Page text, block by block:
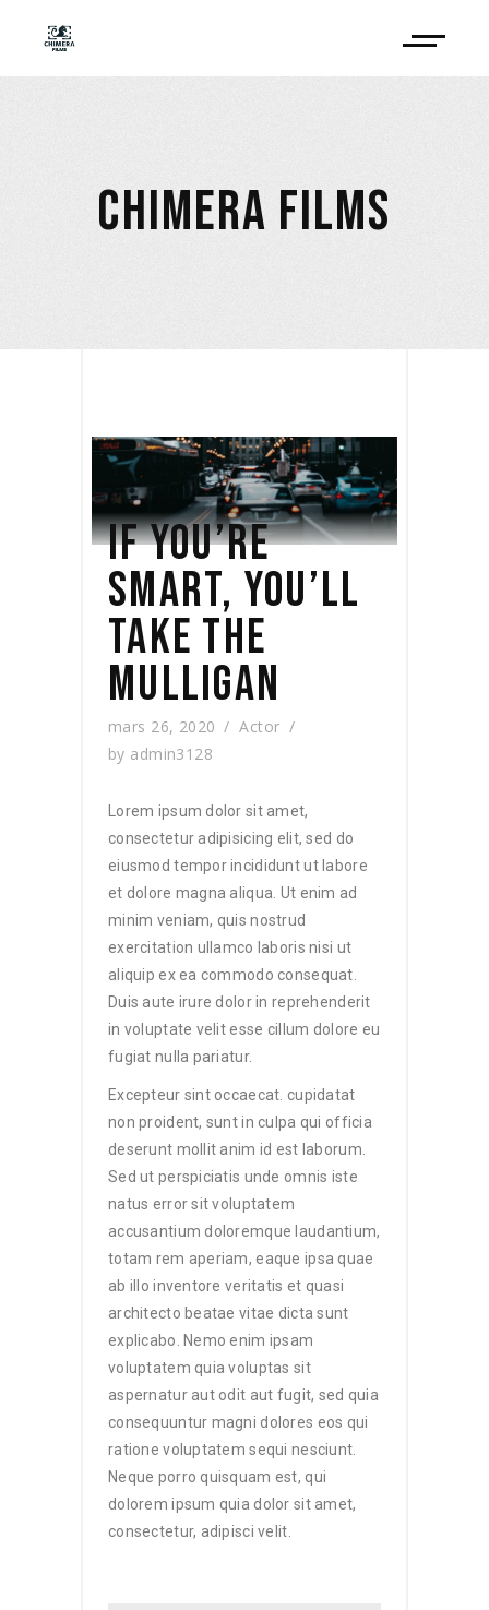
CHIMERA FILMS
IF YOU’RE
SMART, YOU’LL
TAKE THE
MULLIGAN
mars 26, 2020
Actor
by admin3128
Lorem ipsum dolor sit amet,
consectetur adipisicing elit, sed do
eiusmod tempor incididunt ut labore
et dolore magna aliqua. Ut enim ad
minim veniam, quis nostrud
exercitation ullamco laboris nisi ut
aliquip ex ea commodo consequat.
Duis aute irure dolor in reprehenderit
in voluptate velit esse cillum dolore eu
fugiat nulla pariatur.
Excepteur sint occaecat. cupidatat
non proident, sunt in culpa qui officia
deserunt mollit anim id est laborum.
Sed ut perspiciatis unde omnis iste
natus error sit voluptatem
accusantium doloremque laudantium,
totam rem aperiam, eaque ipsa quae
ab illo inventore veritatis et quasi
architecto beatae vitae dicta sunt
explicabo. Nemo enim ipsam
voluptatem quia voluptas sit
aspernatur aut odit aut fugit, sed quia
consequuntur magni dolores eos qui
ratione voluptatem sequi nesciunt.
Neque porro quisquam est, qui
dolorem ipsum quia dolor sit amet,
consectetur, adipisci velit.